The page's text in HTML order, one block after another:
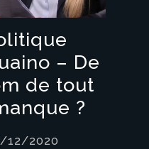
– De
de tout
?
12/2020